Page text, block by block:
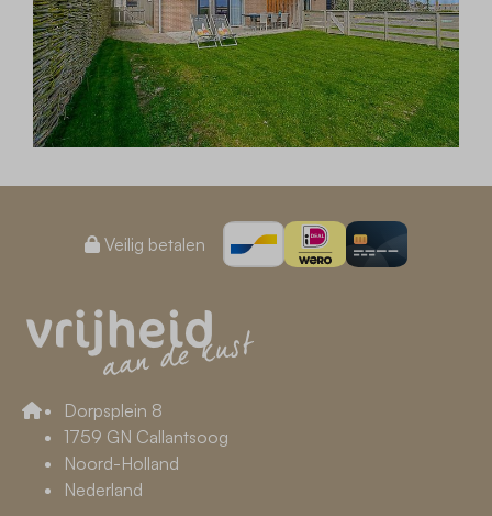
Veilig betalen
Dorpsplein 8
1759 GN Callantsoog
Noord-Holland
Nederland